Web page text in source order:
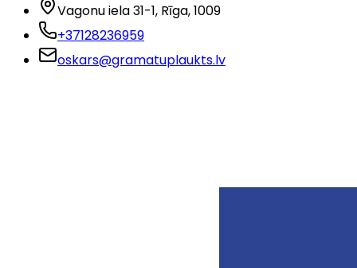
Vagonu iela 31-1, Rīga, 1009
+37128236959
oskars@gramatuplaukts.lv